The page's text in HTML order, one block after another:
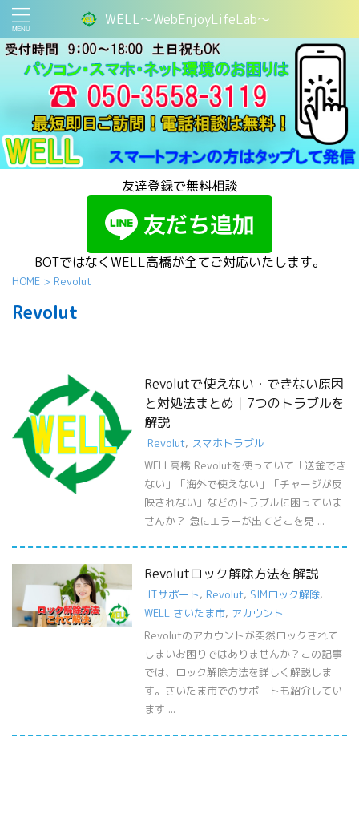
WELL～WebEnjoyLifeLab～
友達登録で無料相談
BOTではなくWELL高橋が全てご対応いたします。
HOME > Revolut
Revolut
Revolutで使えない・できない原因
と対処法まとめ｜7つのトラブルを
解説
Revolut, スマホトラブル
WELL高橋 Revolutを使っていて「送金でき
ない」「海外で使えない」「チャージが反
映されない」などのトラブルに困っていま
せんか？ 急にエラーが出てどこを見 ...
Revolutロック解除方法を解説
ITサポート, Revolut, SIMロック解除,
WELL さいたま市, アカウント
Revolutのアカウントが突然ロックされて
しまいお困りではありませんか？この記事
では、ロック解除方法を詳しく解説しま
す。さいたま市でのサポートも紹介してい
ます ...